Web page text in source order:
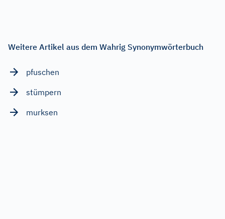
Weitere Artikel aus dem Wahrig Synonymwörterbuch
pfuschen
stümpern
murksen